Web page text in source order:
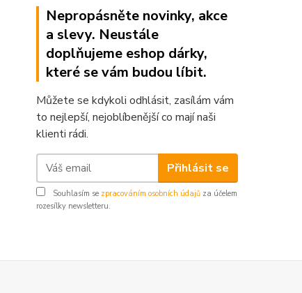
Nepropásněte novinky, akce
a slevy. Neustále
doplňujeme eshop dárky,
které se vám budou líbit.
Můžete se kdykoli odhlásit, zasílám vám
to nejlepší, nejoblíbenější co mají naši
klienti rádi.
Přihlásit se
Souhlasím se zpracováním osobních údajů za účelem
rozesílky newsletteru.